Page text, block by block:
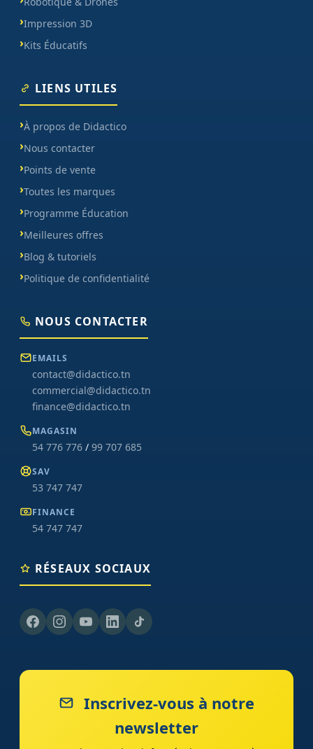
Impression 3D
Kits Éducatifs
LIENS UTILES
À propos de Didactico
Nous contacter
Points de vente
Toutes les marques
Programme Éducation
Meilleures offres
Blog & tutoriels
Politique de confidentialité
NOUS CONTACTER
EMAILS
contact@didactico.tn
commercial@didactico.tn
finance@didactico.tn
MAGASIN
54 776 776 / 99 707 685
SAV
53 747 747
FINANCE
54 747 747
RÉSEAUX SOCIAUX
Inscrivez-vous à notre
newsletter